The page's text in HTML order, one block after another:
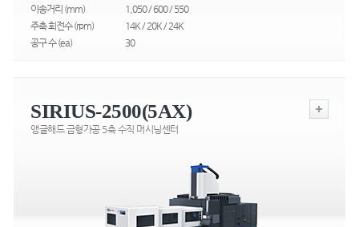
이송거리 (mm)
1,050 / 600 / 550
주축 회전수 (rpm)
14K / 20K / 24K
공구 수 (ea)
30
SIRIUS-2500(5AX)
앵글해드 금형가공 5축 수직 머시닝센터